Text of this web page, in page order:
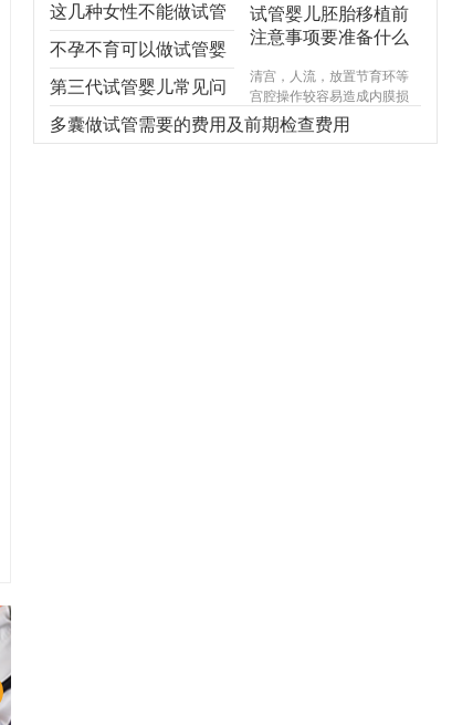
试管婴儿胚胎移植前
注意事项要准备什么
清宫，人流，放置节育环等
宫腔操作较容易造成内膜损
伤，使基底层受损，造成宫
腔内形成粘连，宫腔形态异
这几种女性不能做试管
婴儿，不能！不能！不
能！
不孕不育可以做试管婴
儿吗？
第三代试管婴儿常见问
题，你想知道的都在
多囊做试管需要的费用及前期检查费用